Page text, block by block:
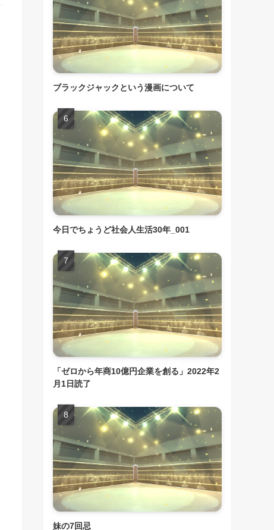
ブラックジャックという漫画について
今日でちょうど社会人生活30年_001
「ゼロから年商10億円企業を創る」2022年2
月1日読了
妹の7回忌